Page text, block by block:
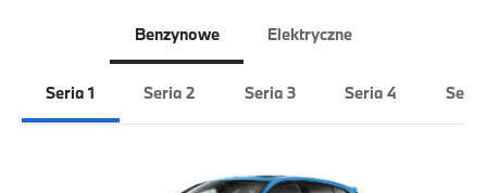
Benzynowe Elektryczne
Seria 1 Seria 2 Seria 3 Seria 4